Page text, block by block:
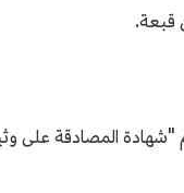
تصريح إقامة ذي صلاحية تتجاوز عامًا واحدًا ويتراوح عمره